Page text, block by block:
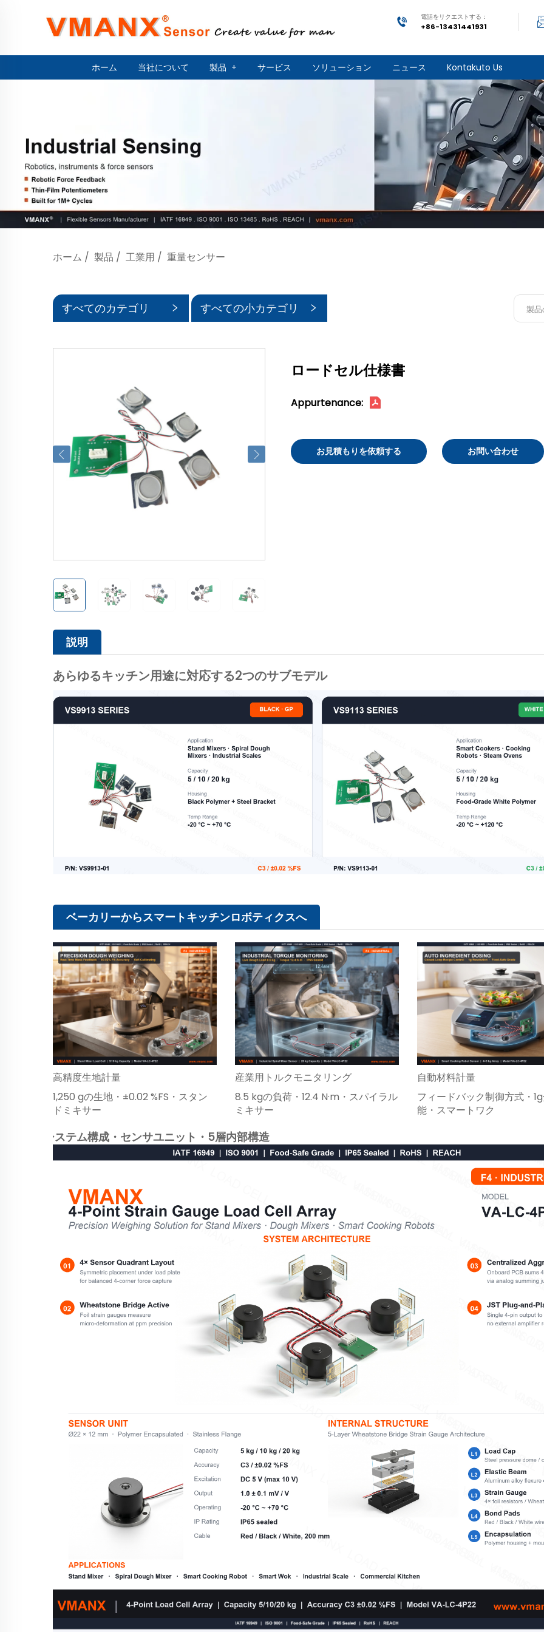
電話をリクエストする：
+86-13431441931
ホーム 当社について 製品 + サービス ソリューション ニュース Kontakuto Us
ホーム / 製品 / 工業用 / 重量センサー
すべてのカテゴリ すべての小カテゴリ
ロードセル仕様書
Appurtenance:
お見積もりを依頼する お問い合わせ
説明
あらゆるキッチン用途に対応する2つのサブモデル
ベーカリーからスマートキッチンロボティクスへ
高精度生地計量
1,250 gの生地・±0.02 %FS・スタン
ドミキサー
産業用トルクモニタリング
8.5 kgの負荷・12.4 N·m・スパイラル
ミキサー
自動材料計量
フィードバック制御方式・
能・スマートワク
システム構成・センサユニット・5層内部構造